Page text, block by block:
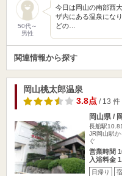
50代～
男性
今日は岡山の南部西
ザ内にある温泉にな
どの…
関連情報から探す
岡山桃太郎温泉
3.8点/ 13 件
岡山県 /
長船駅
JR岡山駅
ぐ
営業時間
入浴料金
日帰り